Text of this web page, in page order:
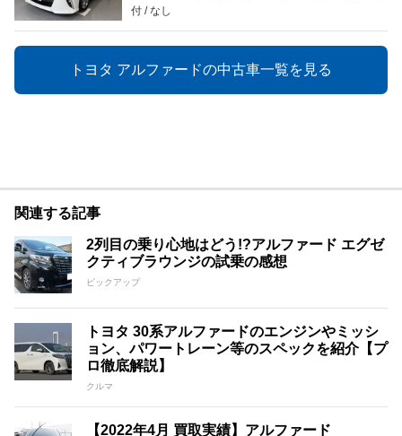
付
なし
トヨタ アルファードの中古車一覧を見る
関連する記事
2列目の乗り心地はどう!?アルファード エグゼ
クティブラウンジの試乗の感想
ピックアップ
トヨタ 30系アルファードのエンジンやミッシ
ョン、パワートレーン等のスペックを紹介【プ
ロ徹底解説】
クルマ
【2022年4月 買取実績】アルファード